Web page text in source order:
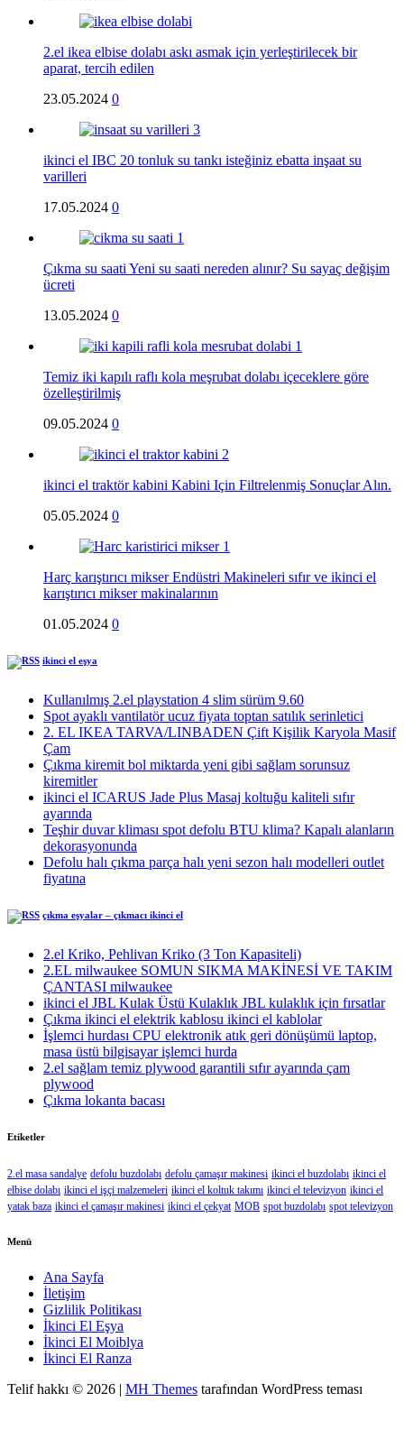
2.el ikea elbise dolabı askı asmak için yerleştirilecek bir
aparat, tercih edilen
23.05.2024 0
ikinci el IBC 20 tonluk su tankı isteğiniz ebatta inşaat su
varilleri
17.05.2024 0
Çıkma su saati Yeni su saati nereden alınır? Su sayaç değişim
ücreti
13.05.2024 0
Temiz iki kapılı raflı kola meşrubat dolabı içeceklere göre
özelleştirilmiş
09.05.2024 0
ikinci el traktör kabini Kabini Için Filtrelenmiş Sonuçlar Alın.
05.05.2024 0
Harç karıştırıcı mikser Endüstri Makineleri sıfır ve ikinci el
karıştırıcı mikser makinalarının
01.05.2024 0
ikinci el eşya
Kullanılmış 2.el playstation 4 slim sürüm 9.60
Spot ayaklı vantilatör ucuz fiyata toptan satılık serinletici
2. EL IKEA TARVA/LINBADEN Çift Kişilik Karyola Masif
Çam
Çıkma kiremit bol miktarda yeni gibi sağlam sorunsuz
kiremitler
ikinci el ICARUS Jade Plus Masaj koltuğu kaliteli sıfır
ayarında
Teşhir duvar kliması spot defolu BTU klima? Kapalı alanların
dekorasyonunda
Defolu halı çıkma parça halı yeni sezon halı modelleri outlet
fiyatına
çıkma eşyalar – çıkmacı ikinci el
2.el Kriko, Pehlivan Kriko (3 Ton Kapasiteli)
2.EL milwaukee SOMUN SIKMA MAKİNESİ VE TAKIM
ÇANTASI milwaukee
ikinci el JBL Kulak Üstü Kulaklık JBL kulaklık için fırsatlar
Çıkma ikinci el elektrik kablosu ikinci el kablolar
İşlemci hurdası CPU elektronik atık geri dönüşümü laptop,
masa üstü bilgisayar işlemci hurda
2.el sağlam temiz plywood garantili sıfır ayarında çam
plywood
Çıkma lokanta bacası
Etiketler
2.el masa sandalye defolu buzdolabı defolu çamaşır makinesi ikinci el buzdolabı ikinci el
elbise dolabı ikinci el işçi malzemeleri ikinci el koltuk takımı ikinci el televizyon ikinci el
yatak baza ikinci el çamaşır makinesi ikinci el çekyat MOB spot buzdolabı spot televizyon
Menü
Ana Sayfa
İletişim
Gizlilik Politikası
İkinci El Eşya
İkinci El Moiblya
İkinci El Ranza
Telif hakkı © 2026 | MH Themes tarafından WordPress teması